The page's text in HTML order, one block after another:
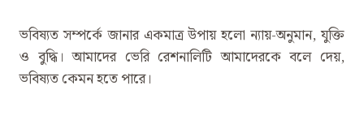
ভবিষ্যত সম্পর্কে জানার একমাত্র উপায় হলো ন্যায়-অনুমান, যুক্তি
ও বুদ্ধি। আমাদের ভেরি রেশনালিটি আমাদেরকে বলে দেয়,
ভবিষ্যত কেমন হতে পারে।